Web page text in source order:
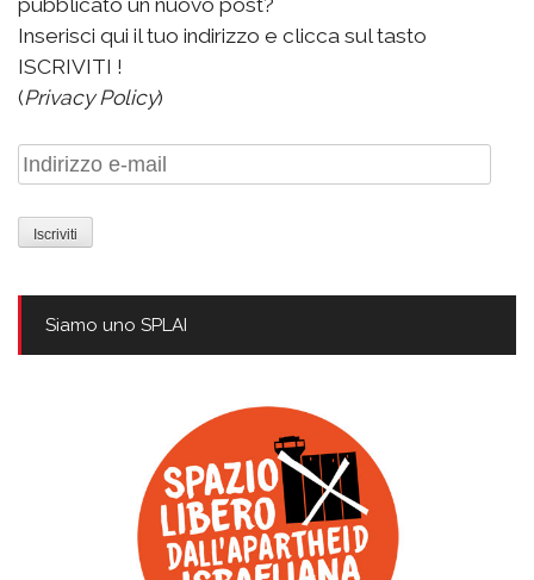
pubblicato un nuovo post?
Inserisci qui il tuo indirizzo e clicca sul tasto
ISCRIVITI !
(Privacy Policy)
Indirizzo
e-
mail
Siamo uno SPLAI